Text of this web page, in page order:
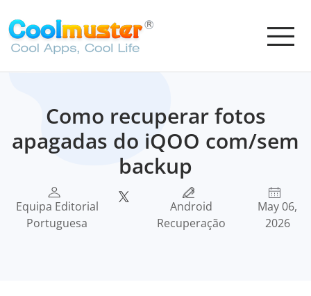
Como recuperar fotos
apagadas do iQOO com/sem
backup
Equipa Editorial
Portuguesa
Android
Recuperação
May 06,
2026